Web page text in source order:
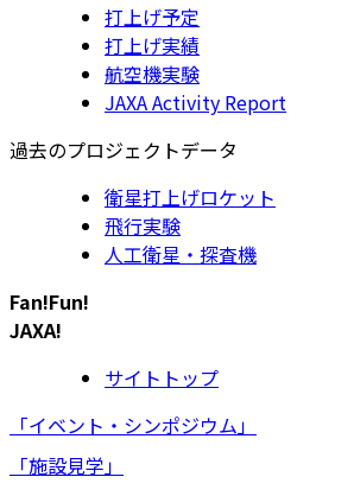
打上げ予定
打上げ実績
航空機実験
JAXA Activity Report
過去のプロジェクトデータ
衛星打上げロケット
飛行実験
人工衛星・探査機
Fan!Fun!
JAXA!
サイトトップ
「イベント・シンポジウム」
「施設見学」